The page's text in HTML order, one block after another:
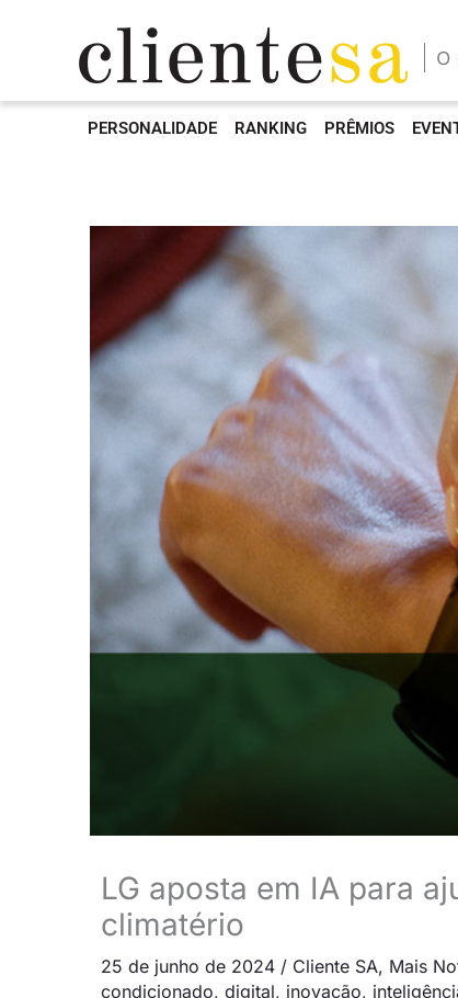
O
PERSONALIDADE RANKING PRÊMIOS
LG aposta em IA para
climatério
25 de junho de 2024 / Cliente SA, Mais
condicionado, digital, inovação,